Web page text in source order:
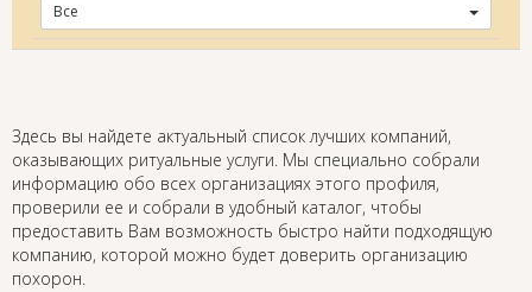
Все
Здесь вы найдете актуальный список лучших компаний,
оказывающих ритуальные услуги. Мы специально собрали
информацию обо всех организациях этого профиля,
проверили ее и собрали в удобный каталог, чтобы
предоставить Вам возможность быстро найти подходящую
компанию, которой можно будет доверить организацию
похорон.